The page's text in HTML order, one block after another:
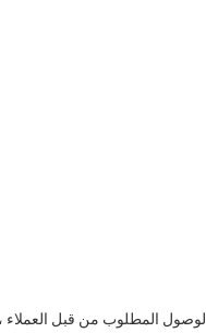
المطلوب من قبل العملاء